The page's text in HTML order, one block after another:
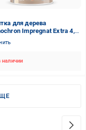
для дерева
Impregnat Extra 4,5
наличии